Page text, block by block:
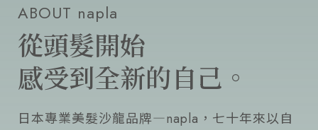
ABOUT napla
從頭髮開始
感受到全新的自己。
日本專業美髮沙龍品牌―napla，七十年來以自